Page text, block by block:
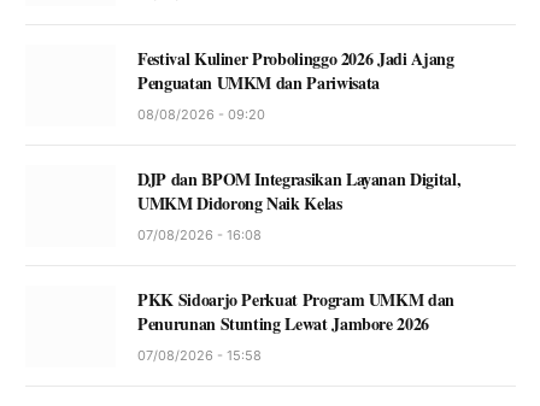
Festival Kuliner Probolinggo 2026 Jadi Ajang
Penguatan UMKM dan Pariwisata
08/08/2026 - 09:20
DJP dan BPOM Integrasikan Layanan Digital,
UMKM Didorong Naik Kelas
07/08/2026 - 16:08
PKK Sidoarjo Perkuat Program UMKM dan
Penurunan Stunting Lewat Jambore 2026
07/08/2026 - 15:58